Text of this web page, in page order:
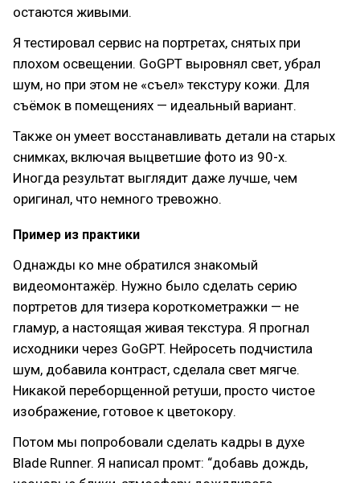
остаются живыми.
Я тестировал сервис на портретах, снятых при
плохом освещении. GoGPT выровнял свет, убрал
шум, но при этом не «съел» текстуру кожи. Для
съёмок в помещениях — идеальный вариант.
Также он умеет восстанавливать детали на старых
снимках, включая выцветшие фото из 90-х.
Иногда результат выглядит даже лучше, чем
оригинал, что немного тревожно.
Пример из практики
Однажды ко мне обратился знакомый
видеомонтажёр. Нужно было сделать серию
портретов для тизера короткометражки — не
гламур, а настоящая живая текстура. Я прогнал
исходники через GoGPT. Нейросеть подчистила
шум, добавила контраст, сделала свет мягче.
Никакой переборщенной ретуши, просто чистое
изображение, готовое к цветокору.
Потом мы попробовали сделать кадры в духе
Blade Runner. Я написал промт: “добавь дождь,